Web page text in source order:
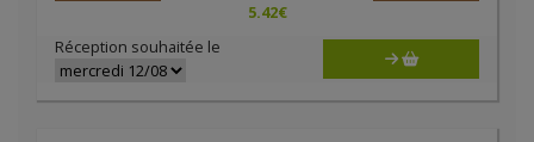
5.42€
Réception souhaitée le